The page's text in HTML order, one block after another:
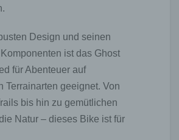
Design und seinen
ist das Ghost
für Abenteuer auf
Terrainarten geeignet. Von
bis hin zu gemütlichen
Natur – dieses Bike ist für
Daten und Informationen
eine betroffene Person oder ein
System eine Reihe von allgemeinen
Diese allgemeinen Daten und
in den Logfiles des Servers
werden können die (1) verwendeten
Versionen, (2) das vom zugreifenden
Betriebssystem, (3) die
welcher ein zugreifendes System auf
gelangt (sogenannte Referrer), (4)